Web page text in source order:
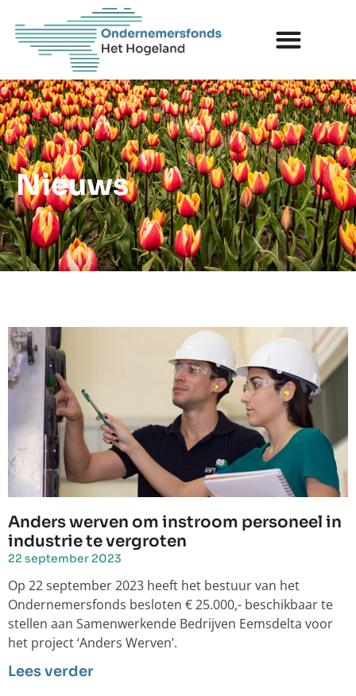
Nieuws
Anders werven om instroom personeel in
industrie te vergroten
22 september 2023
Op 22 september 2023 heeft het bestuur van het
Ondernemersfonds besloten € 25.000,- beschikbaar te
stellen aan Samenwerkende Bedrijven Eemsdelta voor
het project ‘Anders Werven’.
Lees verder